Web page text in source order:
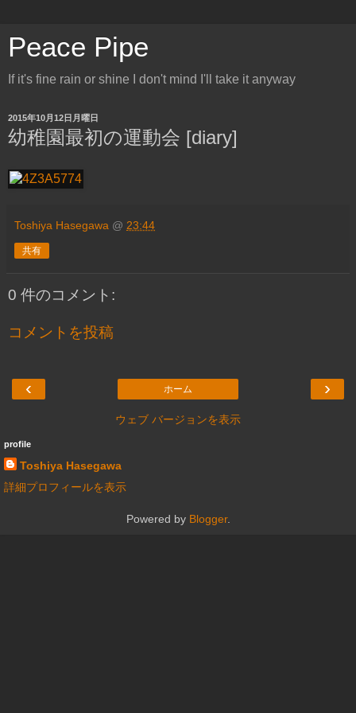
Peace Pipe
If it's fine rain or shine I don't mind I'll take it anyway
2015年10月12日月曜日
幼稚園最初の運動会 [diary]
Toshiya Hasegawa @ 23:44
共有
0 件のコメント:
コメントを投稿
‹ ›
ホーム
ウェブ バージョンを表示
profile
Toshiya Hasegawa
詳細プロフィールを表示
Powered by Blogger.